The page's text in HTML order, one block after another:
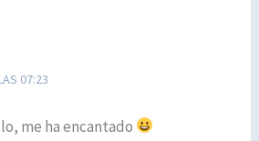
07:23
me ha encantado